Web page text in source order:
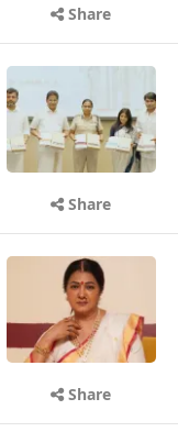
Share
Share
Share